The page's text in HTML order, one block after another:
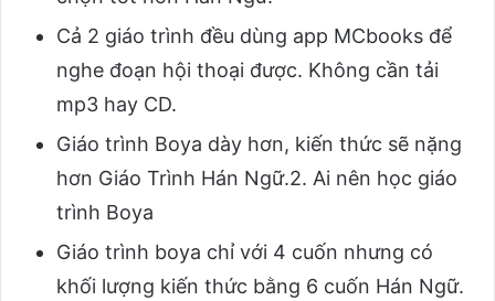
Cả 2 giáo trình đều dùng app MCbooks để
nghe đoạn hội thoại được. Không cần tải
mp3 hay CD.
Giáo trình Boya dày hơn, kiến thức sẽ nặng
hơn Giáo Trình Hán Ngữ.2. Ai nên học giáo
trình Boya
Giáo trình boya chỉ với 4 cuốn nhưng có
khối lượng kiến thức bằng 6 cuốn Hán Ngữ.